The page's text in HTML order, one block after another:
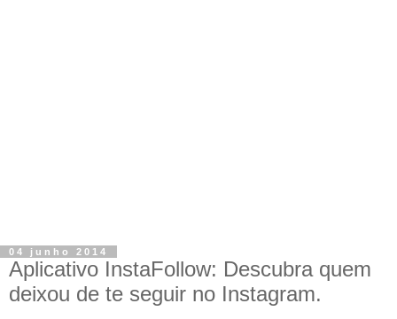
04 junho 2014
Aplicativo InstaFollow: Descubra quem
deixou de te seguir no Instagram.